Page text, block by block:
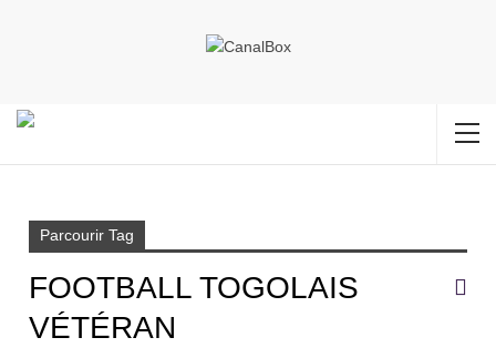
Parcourir Tag
FOOTBALL TOGOLAIS
VÉTÉRAN